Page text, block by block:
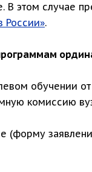
этом случае
России».
обучении
комиссию
(форму